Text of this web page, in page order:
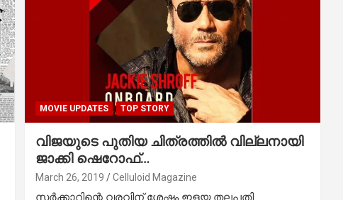
MOVIE UPDATES TOP STORY
വിജയുടെ പുതിയ ചിത്രത്തില്‍ വില്ലനായി
ജാക്കി ഷെറോഫ്…
March 26, 2019 Celluloid Magazine
സര്‍ക്കാറിന്റെ വരവിന് ശേഷം ഇളയ തലപതി